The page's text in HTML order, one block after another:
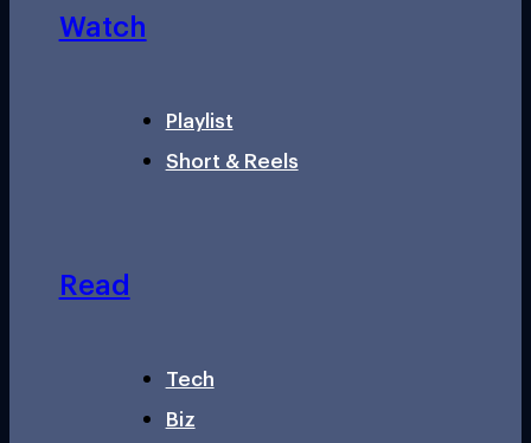
Watch
Playlist
Short & Reels
Read
Tech
Biz